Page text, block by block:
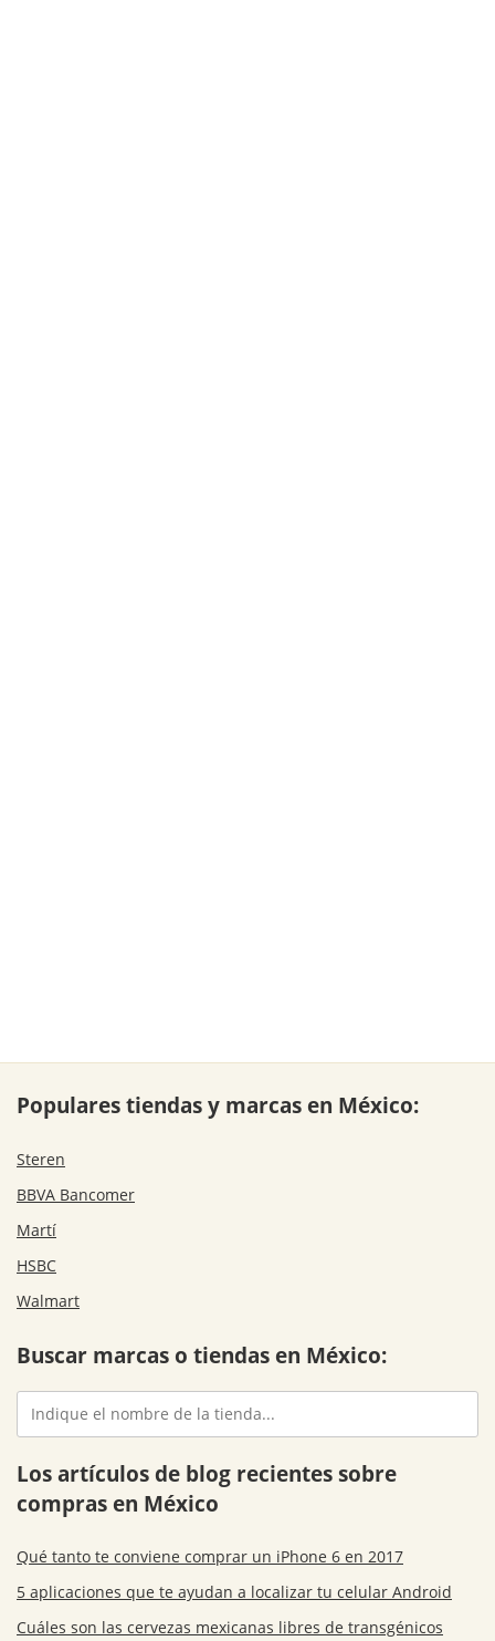
Populares tiendas y marcas en México:
Steren
BBVA Bancomer
Martí
HSBC
Walmart
Buscar marcas o tiendas en México:
Los artículos de blog recientes sobre
compras en México
Qué tanto te conviene comprar un iPhone 6 en 2017
5 aplicaciones que te ayudan a localizar tu celular Android
Cuáles son las cervezas mexicanas libres de transgénicos